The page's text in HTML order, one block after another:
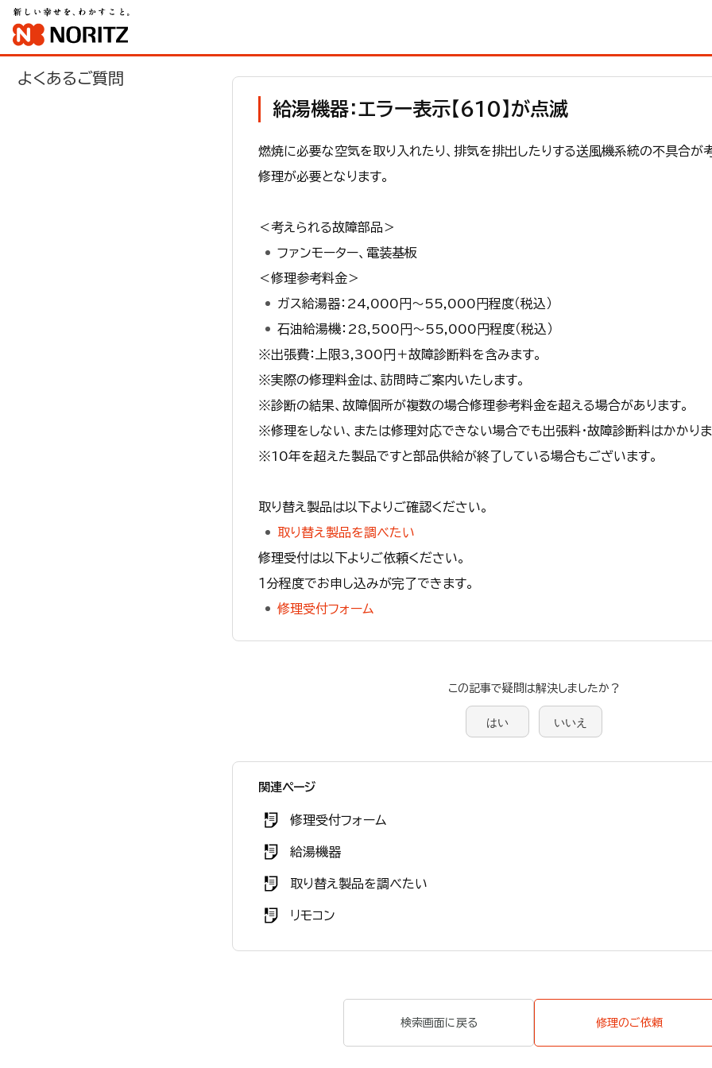
よくあるご質問
給湯機器：エラー表示【610】が点滅
燃焼に必要な空気を取り入れたり、排気を排出したりする送風機系統の不具合が
修理が必要となります。
＜考えられる故障部品＞
ファンモーター、電装基板
＜修理参考料金＞
ガス給湯器：24,000円～55,000円程度（税込）
石油給湯機：28,500円～55,000円程度（税込）
※出張費：上限3,300円＋故障診断料を含みます。
※実際の修理料金は、訪問時ご案内いたします。
※診断の結果、故障個所が複数の場合修理参考料金を超える場合があります。
※修理をしない、または修理対応できない場合でも出張料・故障診断料はかかりま
※10年を超えた製品ですと部品供給が終了している場合もございます。
取り替え製品は以下よりご確認ください。
取り替え製品を調べたい
修理受付は以下よりご依頼ください。
１分程度でお申し込みが完了できます。
修理受付フォーム
この記事で疑問は解決しましたか？
はい いいえ
関連ページ
修理受付フォーム
給湯機器
取り替え製品を調べたい
リモコン
検索画面に戻る 修理のご依頼